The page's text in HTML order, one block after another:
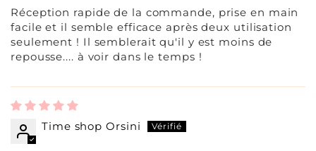
Réception rapide de la commande, prise en main
facile et il semble efficace après deux utilisation
seulement ! Il semblerait qu'il y est moins de
repousse.... à voir dans le temps !
Time shop Orsini